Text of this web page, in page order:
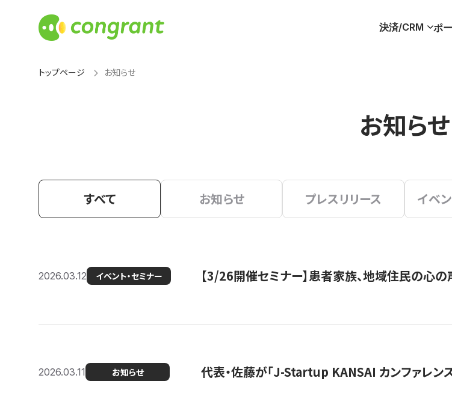
決済/CRM ポ
トップページ お知らせ
お知らせ
すべて お知らせ プレスリリース イベ
2026.03.12 イベント・セミナー 【3/26開催セミナー】患者家族、地域住民の心
2026.03.11 お知らせ 代表・佐藤が「J-Startup KANSAI カンファレン